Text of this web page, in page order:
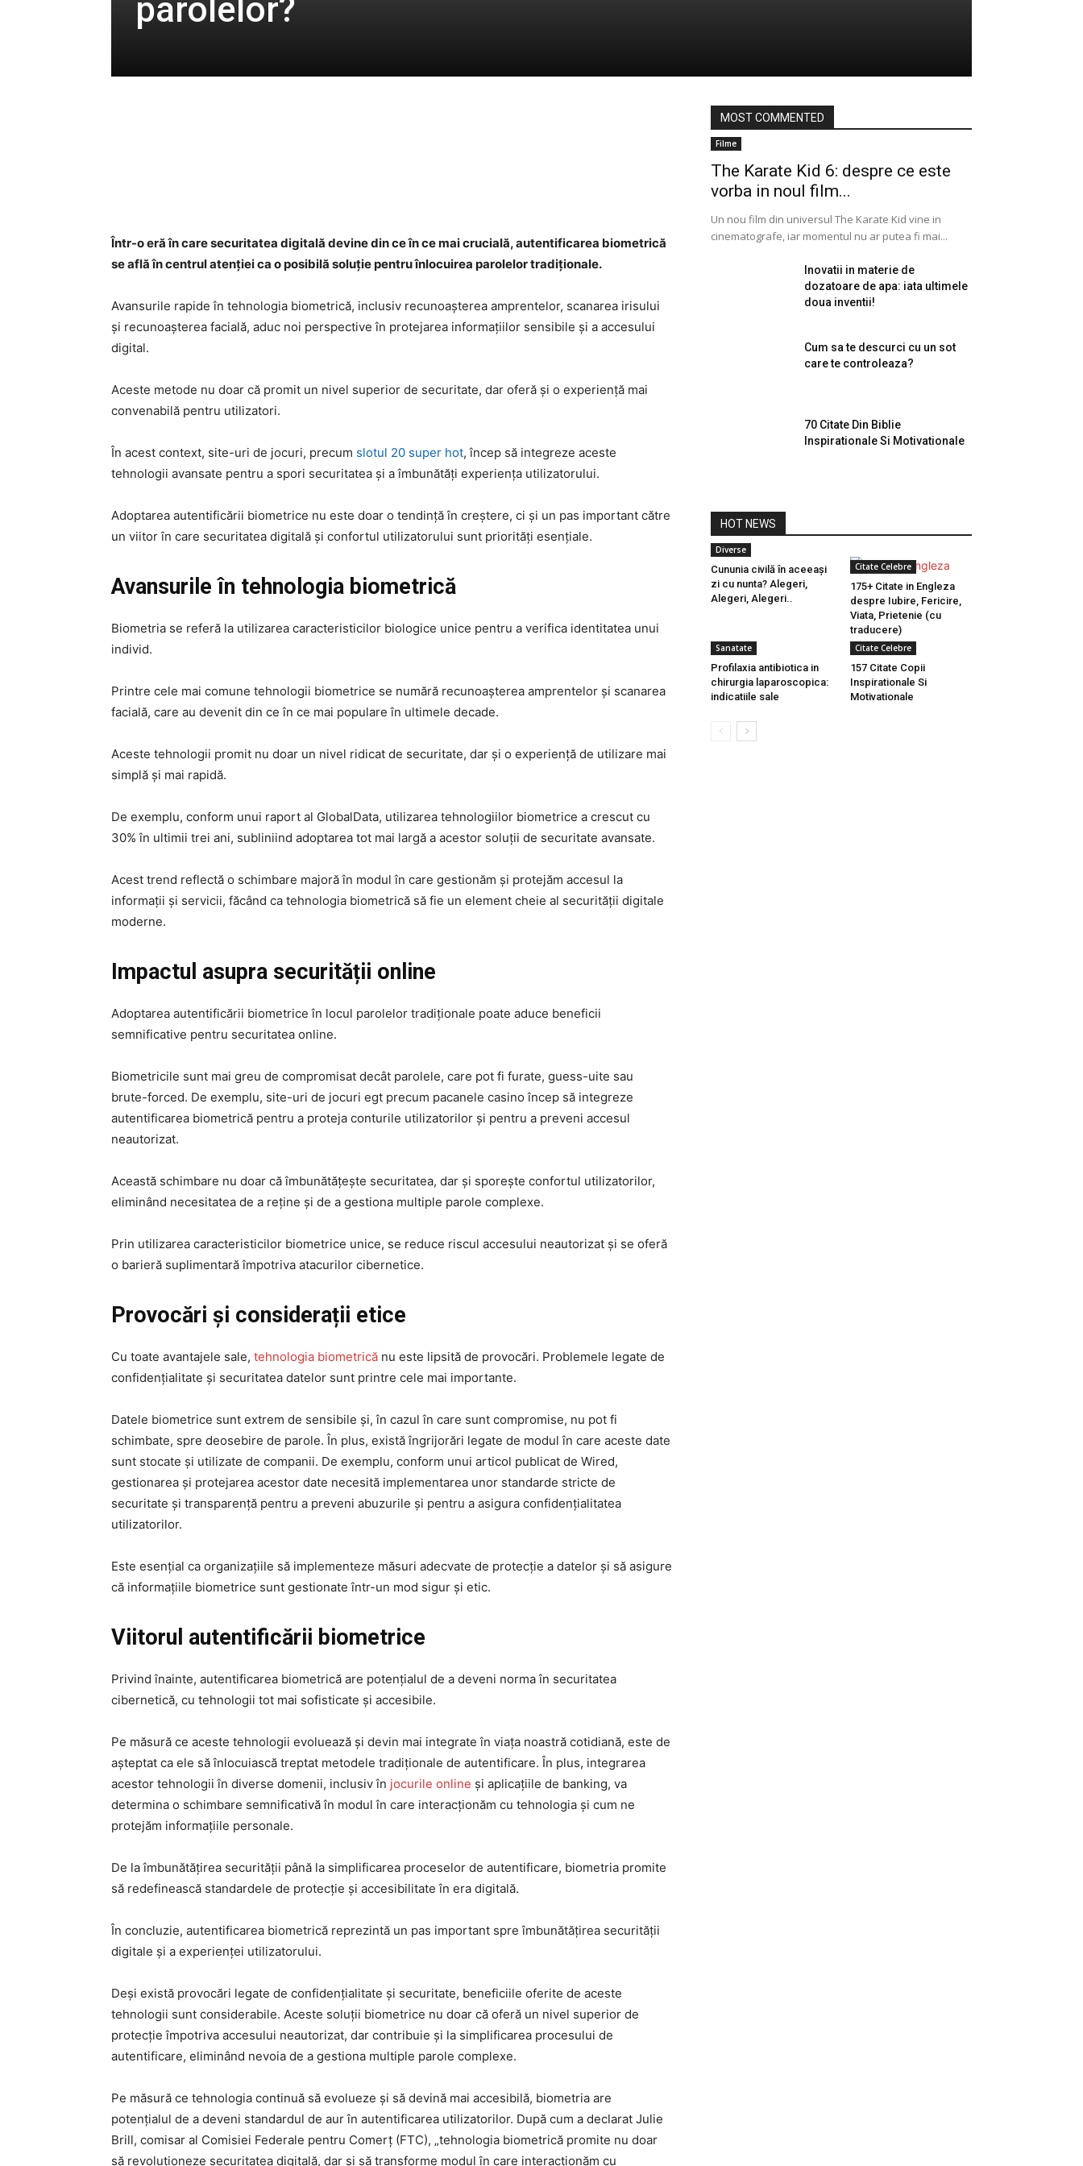
parolelor?
Într-o eră în care securitatea digitală devine din ce în ce mai crucială, autentificarea biometrică
se află în centrul atenției ca o posibilă soluție pentru înlocuirea parolelor tradiționale.
Avansurile rapide în tehnologia biometrică, inclusiv recunoașterea amprentelor, scanarea irisului
și recunoașterea facială, aduc noi perspective în protejarea informațiilor sensibile și a accesului
digital.
Aceste metode nu doar că promit un nivel superior de securitate, dar oferă și o experiență mai
convenabilă pentru utilizatori.
În acest context, site-uri de jocuri, precum slotul 20 super hot, încep să integreze aceste
tehnologii avansate pentru a spori securitatea și a îmbunătăți experiența utilizatorului.
Adoptarea autentificării biometrice nu este doar o tendință în creștere, ci și un pas important către
un viitor în care securitatea digitală și confortul utilizatorului sunt priorități esențiale.
Avansurile în tehnologia biometrică
Biometria se referă la utilizarea caracteristicilor biologice unice pentru a verifica identitatea unui
individ.
Printre cele mai comune tehnologii biometrice se numără recunoașterea amprentelor și scanarea
facială, care au devenit din ce în ce mai populare în ultimele decade.
Aceste tehnologii promit nu doar un nivel ridicat de securitate, dar și o experiență de utilizare mai
simplă și mai rapidă.
De exemplu, conform unui raport al GlobalData, utilizarea tehnologiilor biometrice a crescut cu
30% în ultimii trei ani, subliniind adoptarea tot mai largă a acestor soluții de securitate avansate.
Acest trend reflectă o schimbare majoră în modul în care gestionăm și protejăm accesul la
informații și servicii, făcând ca tehnologia biometrică să fie un element cheie al securității digitale
moderne.
Impactul asupra securității online
Adoptarea autentificării biometrice în locul parolelor tradiționale poate aduce beneficii
semnificative pentru securitatea online.
Biometricile sunt mai greu de compromisat decât parolele, care pot fi furate, guess-uite sau
brute-forced. De exemplu, site-uri de jocuri egt precum pacanele casino încep să integreze
autentificarea biometrică pentru a proteja conturile utilizatorilor și pentru a preveni accesul
neautorizat.
Această schimbare nu doar că îmbunătățește securitatea, dar și sporește confortul utilizatorilor,
eliminând necesitatea de a reține și de a gestiona multiple parole complexe.
Prin utilizarea caracteristicilor biometrice unice, se reduce riscul accesului neautorizat și se oferă
o barieră suplimentară împotriva atacurilor cibernetice.
Provocări și considerații etice
Cu toate avantajele sale, tehnologia biometrică nu este lipsită de provocări. Problemele legate de
confidențialitate și securitatea datelor sunt printre cele mai importante.
Datele biometrice sunt extrem de sensibile și, în cazul în care sunt compromise, nu pot fi
schimbate, spre deosebire de parole. În plus, există îngrijorări legate de modul în care aceste date
sunt stocate și utilizate de companii. De exemplu, conform unui articol publicat de Wired,
gestionarea și protejarea acestor date necesită implementarea unor standarde stricte de
securitate și transparență pentru a preveni abuzurile și pentru a asigura confidențialitatea
utilizatorilor.
Este esențial ca organizațiile să implementeze măsuri adecvate de protecție a datelor și să asigure
că informațiile biometrice sunt gestionate într-un mod sigur și etic.
Viitorul autentificării biometrice
Privind înainte, autentificarea biometrică are potențialul de a deveni norma în securitatea
cibernetică, cu tehnologii tot mai sofisticate și accesibile.
Pe măsură ce aceste tehnologii evoluează și devin mai integrate în viața noastră cotidiană, este de
așteptat ca ele să înlocuiască treptat metodele tradiționale de autentificare. În plus, integrarea
acestor tehnologii în diverse domenii, inclusiv în jocurile online și aplicațiile de banking, va
determina o schimbare semnificativă în modul în care interacționăm cu tehnologia și cum ne
protejăm informațiile personale.
De la îmbunătățirea securității până la simplificarea proceselor de autentificare, biometria promite
să redefinească standardele de protecție și accesibilitate în era digitală.
În concluzie, autentificarea biometrică reprezintă un pas important spre îmbunătățirea securității
digitale și a experienței utilizatorului.
Deși există provocări legate de confidențialitate și securitate, beneficiile oferite de aceste
tehnologii sunt considerabile. Aceste soluții biometrice nu doar că oferă un nivel superior de
protecție împotriva accesului neautorizat, dar contribuie și la simplificarea procesului de
autentificare, eliminând nevoia de a gestiona multiple parole complexe.
Pe măsură ce tehnologia continuă să evolueze și să devină mai accesibilă, biometria are
potențialul de a deveni standardul de aur în autentificarea utilizatorilor. După cum a declarat Julie
Brill, comisar al Comisiei Federale pentru Comerț (FTC), „tehnologia biometrică promite nu doar
să revoluționeze securitatea digitală, dar și să transforme modul în care interacționăm cu
MOST COMMENTED
Filme
The Karate Kid 6: despre ce este
vorba in noul film...
Un nou film din universul The Karate Kid vine in
cinematografe, iar momentul nu ar putea fi mai...
Inovatii in materie de
dozatoare de apa: iata ultimele
doua inventii!
Cum sa te descurci cu un sot
care te controleaza?
70 Citate Din Biblie
Inspirationale Si Motivationale
HOT NEWS
Diverse
Cununia civilă în aceeași
zi cu nunta? Alegeri,
Alegeri, Alegeri..
Citate Celebre
175+ Citate in Engleza
despre Iubire, Fericire,
Viata, Prietenie (cu
traducere)
Sanatate
Profilaxia antibiotica in
chirurgia laparoscopica:
indicatiile sale
Citate Celebre
157 Citate Copii
Inspirationale Si
Motivationale